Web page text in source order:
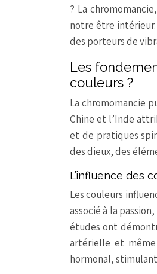
? La
notre être intérieur.
des porteurs de
Les
couleurs ?
La chromomancie
Chine et l’Inde
et de pratiques
des dieux, des
L’influence des
Les couleurs
associé à la
études ont
artérielle et
hormonal,